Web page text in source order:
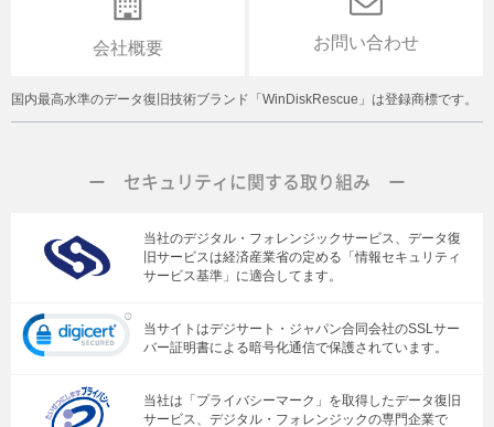
会社概要 お問い合わせ
国内最高水準のデータ復旧技術ブランド「WinDiskRescue」は登録商標です。
ー セキュリティに関する取り組み ー
当社のデジタル・フォレンジックサービス、データ復
旧サービスは経済産業省の定める「情報セキュリティ
サービス基準」に適合してます。
当サイトはデジサート・ジャパン合同会社のSSLサー
バー証明書による暗号化通信で保護されています。
当社は「プライバシーマーク」を取得したデータ復旧
サービス、デジタル・フォレンジックの専門企業で